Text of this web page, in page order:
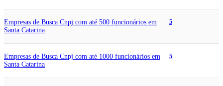
Empresas de Busca Cnpj com até 500 funcionários em
Santa Catarina
5
Empresas de Busca Cnpj com até 1000 funcionários em
Santa Catarina
5